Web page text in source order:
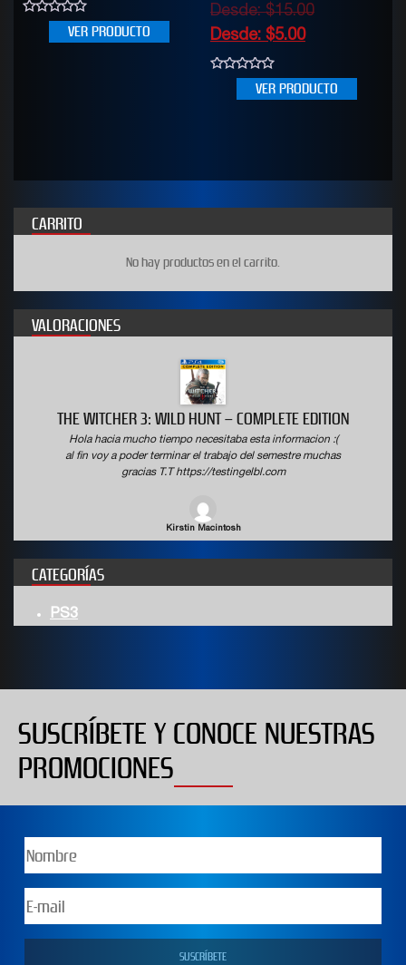
VER PRODUCTO
Desde:$15.00
Desde: $5.00
VER PRODUCTO
CARRITO
No hay productos en el carrito.
VALORACIONES
WWE 2K19 DELUXE EDITION
Hola hacia mucho tiempo necesitaba esta informacion :(
al fin voy a poder terminar el trabajo del semestre muchas
gracias T.T https://testingelbl.com
Wyatt Boulware
CATEGORÍAS
PS3
SUSCRÍBETE Y CONOCE NUESTRAS
PROMOCIONES